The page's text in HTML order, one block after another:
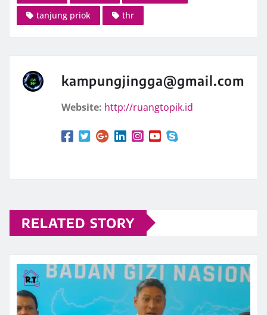
tanjung priok
thr
kampungjingga@gmail.com
Website: http://ruangtopik.id
RELATED STORY